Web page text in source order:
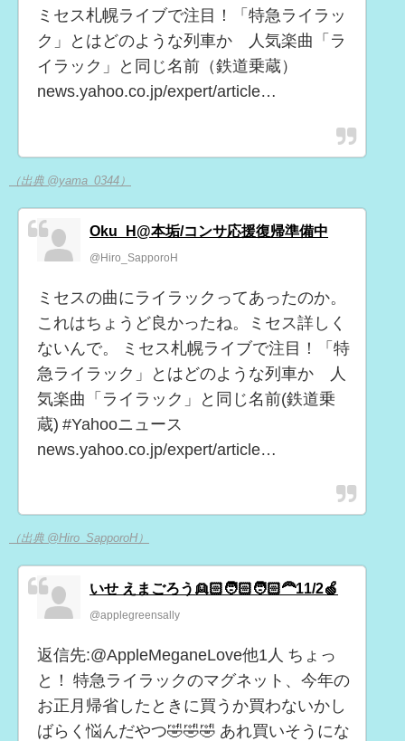
ミセス札幌ライブで注目！「特急ライラッ
ク」とはどのような列車か 人気楽曲「ラ
イラック」と同じ名前（鉄道乗蔵）
news.yahoo.co.jp/expert/article…
（出典 @yama_0344）
Oku_H@本垢/コンサ応援復帰準備中
@Hiro_SapporoH
ミセスの曲にライラックってあったのか。
これはちょうど良かったね。ミセス詳しく
ないんで。 ミセス札幌ライブで注目！「特
急ライラック」とはどのような列車か 人
気楽曲「ライラック」と同じ名前(鉄道乗
蔵) #Yahooニュース
news.yahoo.co.jp/expert/article…
（出典 @Hiro_SapporoH）
いせ えまごろう👱🏻🧑🏻🧑🏻‍🦰11/2🍏
@applegreensally
返信先:@AppleMeganeLove他1人 ちょっ
と！ 特急ライラックのマグネット、今年の
お正月帰省したときに買うか買わないかし
ばらく悩んだやつ🤣🤣🤣 あれ買いそうにな